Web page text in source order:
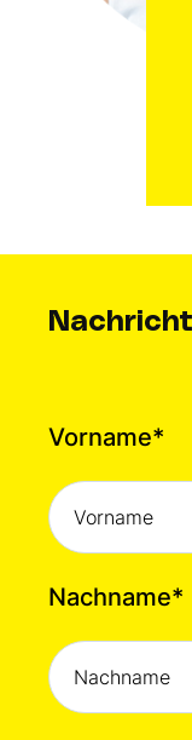
Vorname*
Nachname*